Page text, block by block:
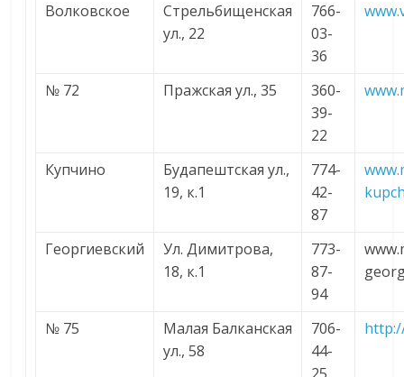
Волковское
Стрельбищенская
ул., 22
766-
03-
36
№ 72 Пражская ул., 35
360-
39-
22
Купчино
Будапештская ул.,
19, к.1
774-
42-
87
Георгиевский
Ул. Димитрова,
18, к.1
773-
87-
94
№ 75
Малая Балканская
ул., 58
706-
44-